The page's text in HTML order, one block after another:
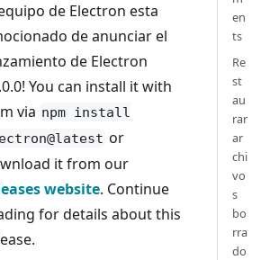
de Electron esta
de anunciar el
de Electron
You can install it with
via npm install
or
it from our
website. Continue
for details about this
en
ts
Re
st
au
rar
ar
chi
vo
s
bo
rra
do